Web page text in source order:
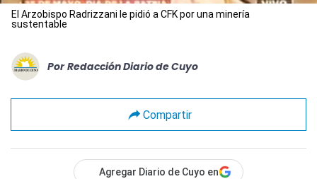
El Arzobispo Radrizzani le pidió a CFK por una minería
sustentable
Por Redacción Diario de Cuyo
Compartir
Agregar Diario de Cuyo en